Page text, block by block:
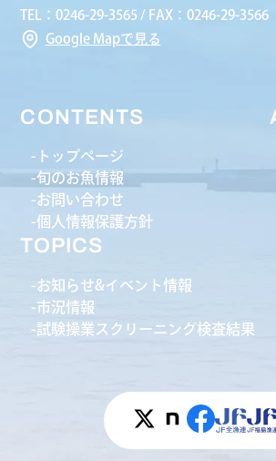
TEL：0246-29-3565 / FAX：0246-29-3566
Google Mapで見る
CONTENTS
トップページ
旬のお魚情報
お問い合わせ
個人情報保護方針
TOPICS
お知らせ&イベント情報
市況情報
試験操業スクリーニング検査結果